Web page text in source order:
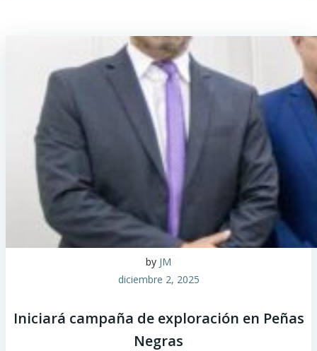
by JM
diciembre 2, 2025
Iniciará campaña de exploración en Peñas
Negras